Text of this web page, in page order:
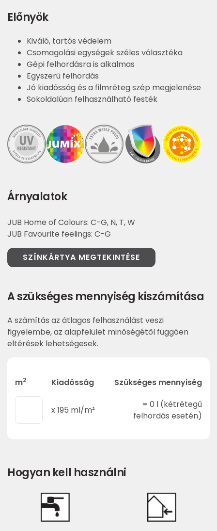
Előnyök
Kiváló, tartós védelem
Csomagolási egységek széles választéka
Gépi felhordásra is alkalmas
Egyszerű felhordás
Jó kiadósság és a filmréteg szép megjelenése
Sokoldalúan felhasználható festék
Árnyalatok
JUB Home of Colours: C-G, N, T, W
JUB Favourite feelings: C-G
SZÍNKÁRTYA MEGTEKINTÉSE
A szükséges mennyiség kiszámítása
A számítás az átlagos felhasználást veszi
figyelembe, az alapfelület minőségétől függően
eltérések lehetségesek.
m2 Kiadósság Szükséges mennyiség
x195 ml/m²
= 0 l (kétrétegű
felhordás esetén)
Hogyan kell használni